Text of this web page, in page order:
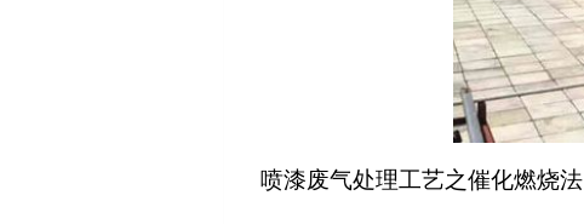
喷漆废气处理工艺之催化燃烧法